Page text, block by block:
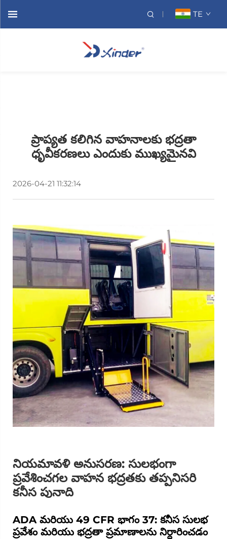
TE
ప్రాప్యత కలిగిన వాహనాలకు భద్రతా
ధృవీకరణలు ఎందుకు ముఖ్యమైనవి
2026-04-21 11:32:14
నియమావళి అనుసరణ: సులభంగా
ప్రవేశించగల వాహన భద్రతకు తప్పనిసరి
కనీస పునాది
ADA మరియు 49 CFR భాగం 37: కనీస సులభ
ప్రవేశం మరియు భద్రతా ప్రమాణాలను నిర్ధారించడం